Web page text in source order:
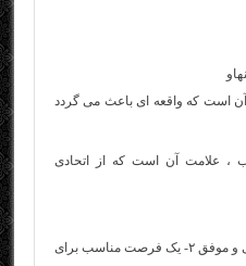
است که واقعه ای باعث می گردد
، علامت آن است که از اتحادی
خواب لاک پشت : ۱-یک زندگی طولانی و موفق ۲- یک فرصت مناسب برای